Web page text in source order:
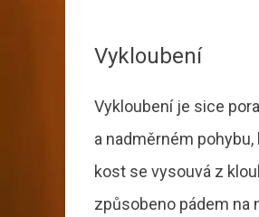
Vykloubení
Vykloubení je sice
a nadměrném
kost se vysouvá z
způsobeno pádem na